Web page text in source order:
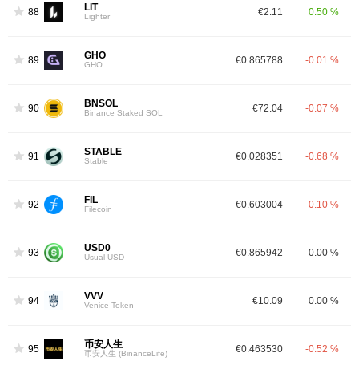
88 LIT
Lighter €2.11 0.50 %
89 GHO
GHO €0.865788 -0.01 %
90 BNSOL
Binance Staked SOL €72.04 -0.07 %
91 STABLE
Stable €0.028351 -0.68 %
92 FIL
Filecoin €0.603004 -0.10 %
93 USD0
Usual USD €0.865942 0.00 %
94 VVV
Venice Token €10.09 0.00 %
95 币安人生
币安人生 (BinanceLife) €0.463530 -0.52 %